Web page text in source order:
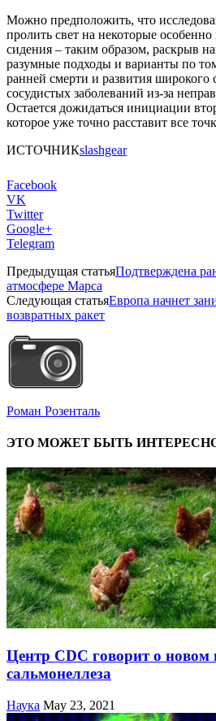
Можно предположить, что
пролить свет на некоторые
сидения – таким образом, раскрыв
разумные подходы и варианты по
ранней смерти и развития широкого
сосудистых заболеваний из-за
Остается дожидаться инициации
которое уже точно расставит все
ИСТОЧНИКslashgear
Facebook
VK
Twitter
Google+
Telegram
Предыдущая статьяПодтверждена
атмосфере Марса
Следующая статьяЕвропа начнет
возвратных ракет
Роман Розенталь
ЭТО МОЖЕТ БЫТЬ
Центр CDC говорит о новом
сальмонеллеза
Наука May 23, 2021